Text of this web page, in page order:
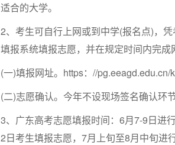
适合的大学。
2、考生可自行上网或到中学(报名点)，
填报系统填报志愿，并在规定时间内完成
(一)填报网址。https：//pg.eeagd.edu.cn/
(二)志愿确认。今年不设现场签名确认环节
3、广东高考志愿填报时间：6月7-9日进
2日考生填报志愿，7月上旬至8月中旬进